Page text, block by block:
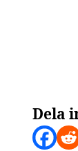
Dela